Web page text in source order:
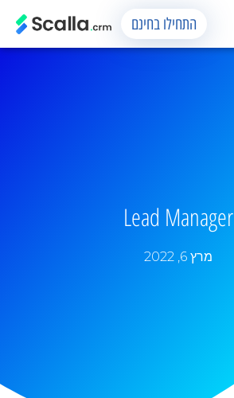
התחילו בחינם
Lead Manager
מרץ 6, 2022